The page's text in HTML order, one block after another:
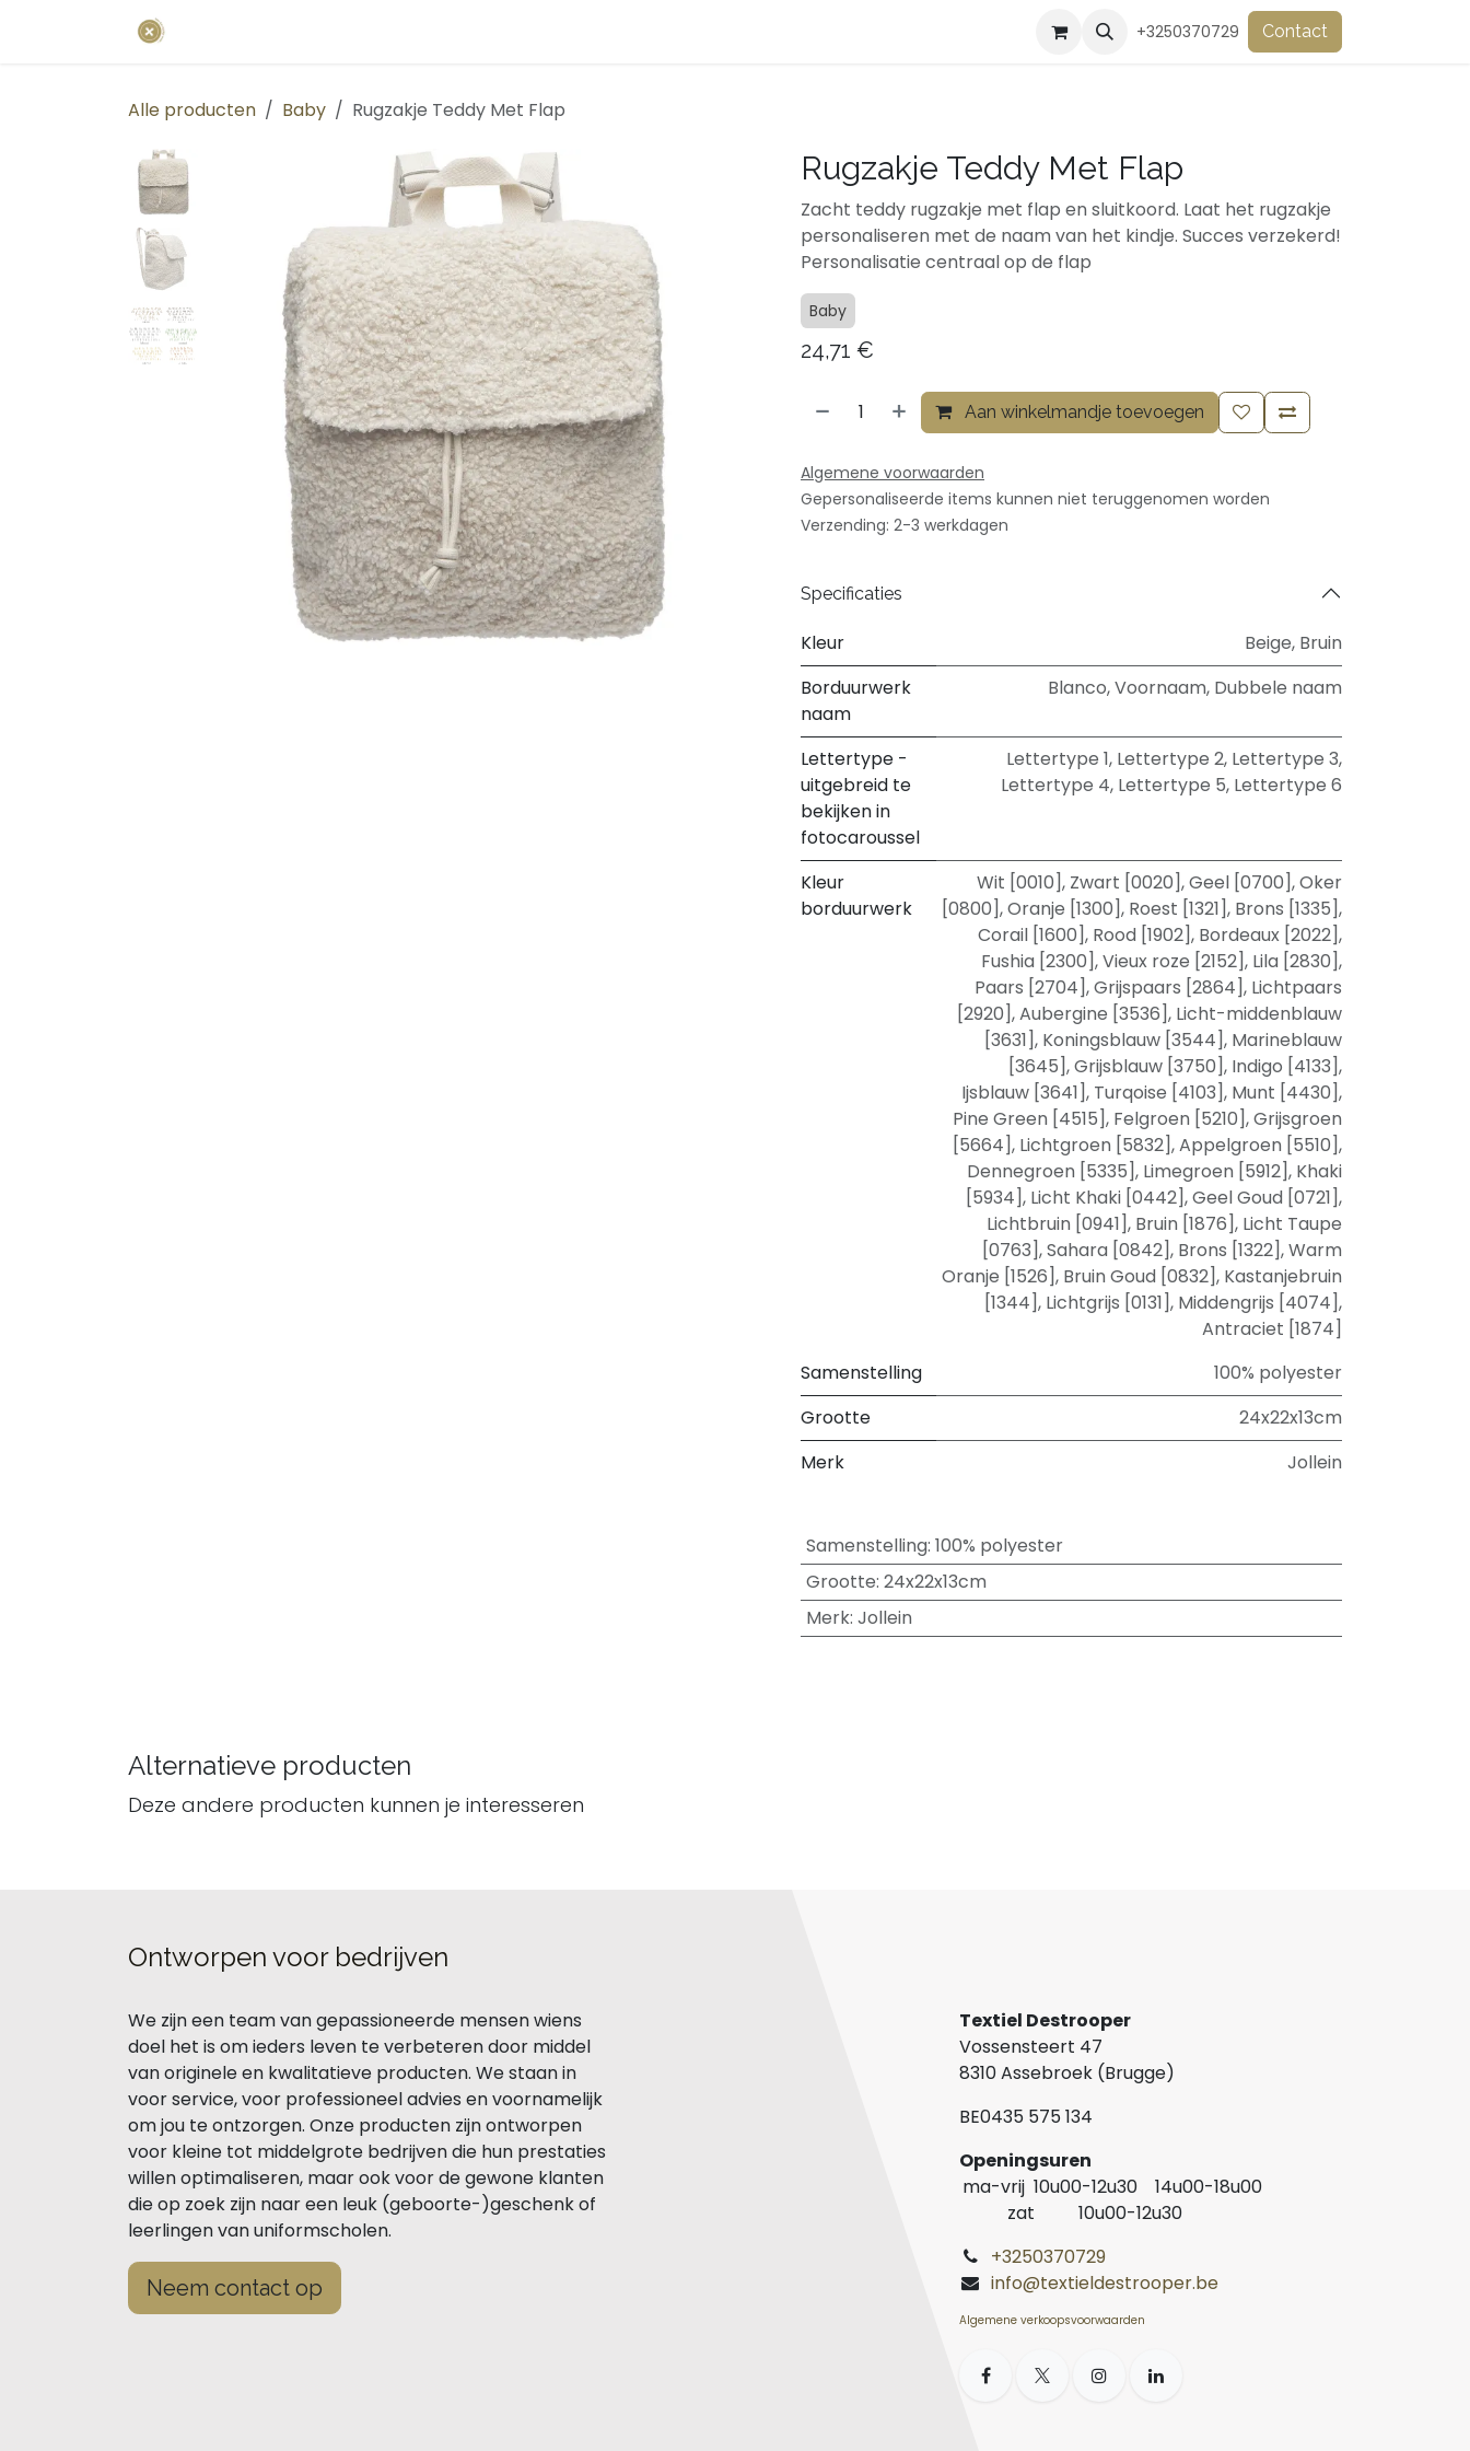
+3250370729 Contact
Alle producten Baby Rugzakje Teddy Met Flap
Rugzakje Teddy Met Flap
Zacht teddy rugzakje met flap en sluitkoord. Laat het rugzakje
personaliseren met de naam van het kindje. Succes verzekerd!
Personalisatie centraal op de flap
Baby
24,71 €
Aan winkelmandje toevoegen
Algemene voorwaarden
Gepersonaliseerde items kunnen niet teruggenomen worden
Verzending: 2-3 werkdagen
Specificaties
Kleur Beige, Bruin
Borduurwerk
naam
Blanco,Voornaam, Dubbele naam
Lettertype -
uitgebreid te
bekijken in
fotocaroussel
Lettertype 1, Lettertype 2, Lettertype 3,
Lettertype 4, Lettertype 5, Lettertype 6
Kleur
borduurwerk
Wit [0010], Zwart [0020],Geel [0700],Oker
[0800],Oranje [1300], Roest [1321], Brons [1335],
Corail [1600], Rood [1902], Bordeaux [2022],
Fushia [2300],Vieux roze [2152], Lila [2830],
Paars [2704],Grijspaars [2864], Lichtpaars
[2920],Aubergine [3536], Licht-middenblauw
[3631], Koningsblauw [3544], Marineblauw
[3645],Grijsblauw [3750], Indigo [4133],
Ijsblauw [3641], Turqoise [4103], Munt [4430],
Pine Green [4515], Felgroen [5210],Grijsgroen
[5664], Lichtgroen [5832],Appelgroen [5510],
Dennegroen [5335], Limegroen [5912], Khaki
[5934], Licht Khaki [0442],Geel Goud [0721],
Lichtbruin [0941], Bruin [1876], Licht Taupe
[0763],Sahara [0842], Brons [1322],Warm
Oranje [1526], Bruin Goud [0832], Kastanjebruin
[1344], Lichtgrijs [0131], Middengrijs [4074],
Antraciet [1874]
Samenstelling
100% polyester
Grootte
24x22x13cm
Merk
Jollein
Samenstelling: 100% polyester
Grootte: 24x22x13cm
Merk: Jollein
Alternatieve producten
Deze andere producten kunnen je interesseren
Ontworpen voor bedrijven
We zijn een team van gepassioneerde mensen wiens
doel het is om ieders leven te verbeteren door middel
van originele en kwalitatieve producten. We staan in
voor service, voor professioneel advies en voornamelijk
om jou te ontzorgen. Onze producten zijn ontworpen
voor kleine tot middelgrote bedrijven die hun prestaties
willen optimaliseren, maar ook voor de gewone klanten
die op zoek zijn naar een leuk (geboorte-)geschenk of
leerlingen van uniformscholen.
Neem contact op
Textiel Destrooper
Vossensteert 47
8310 Assebroek (Brugge)
BE0435 575 134
Openingsuren
ma-vrij 10u00-12u30 14u00-18u00
zat 10u00-12u30
+3250370729
info@textieldestrooper.be
Algemene verkoopsvoorwaarden